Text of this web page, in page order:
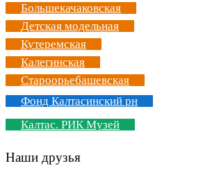
Большекачаковская
Детская модельная
Кутеремская
Калегинская
Староорьебашевская
Фонд Калтасинский рн
Калтас. РИК Музей
Наши друзья